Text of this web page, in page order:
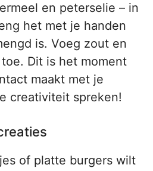
en peterselie – in
het met je handen
is. Voeg zout en
Dit is het moment
maakt met je
creativiteit spreken!
of platte burgers wilt